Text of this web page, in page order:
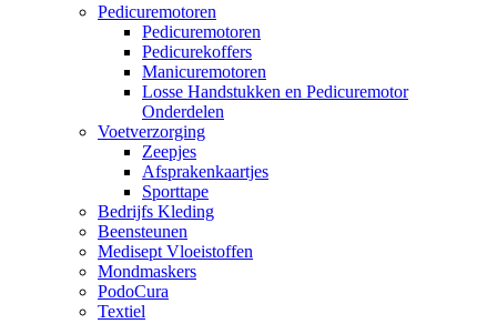
Pedicuremotoren
Pedicuremotoren
Pedicurekoffers
Manicuremotoren
Losse Handstukken en Pedicuremotor
Onderdelen
Voetverzorging
Zeepjes
Afsprakenkaartjes
Sporttape
Bedrijfs Kleding
Beensteunen
Medisept Vloeistoffen
Mondmaskers
PodoCura
Textiel